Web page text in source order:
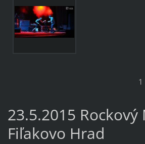
1
23.5.2015 Rockový
Fiľakovo Hrad